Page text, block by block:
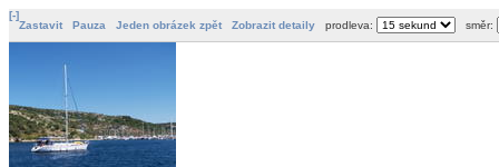
[-]
Zastavit
Pauza Jeden obrázek zpět Zobrazit detaily prodleva: směr: